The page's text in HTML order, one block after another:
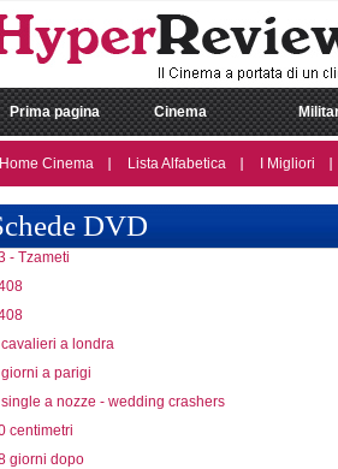
Prima pagina Cinema
Home Cinema Lista Alfabetica I Migliori
DVD
- Tzameti
a londra
a parigi
a nozze - wedding crashers
centimetri
giorni dopo